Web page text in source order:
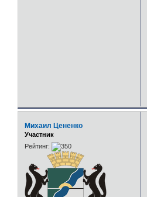
Михаил Цененко
Участник
Рейтинг: